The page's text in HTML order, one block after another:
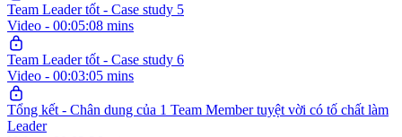
Team Leader tốt - Case study 5
Video - 00:05:08 mins
Team Leader tốt - Case study 6
Video - 00:03:05 mins
Tổng kết - Chân dung của 1 Team Member tuyệt vời có tố chất làm
Leader